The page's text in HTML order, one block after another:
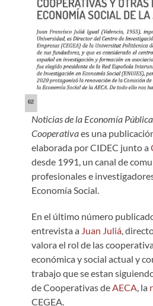
Noticias de la Economía
Cooperativaes una
elaborada por CIDEC junto a
desde 1991, un canal de
profesionales e
Economía Social.
En el último número
entrevista a Juan Juliá,
valora el rol de las
económica y social actual y
trabajo que se estan
de Cooperativas deAECA, la
CEGEA.